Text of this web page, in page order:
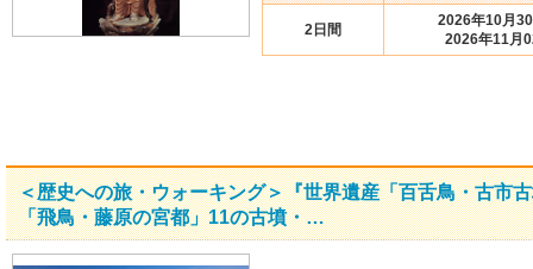
2日間
2026年10月
2026年11月
＜歴史への旅・ウォーキング＞『世界遺産「百舌鳥・古市
「飛鳥・藤原の宮都」11の古墳・…